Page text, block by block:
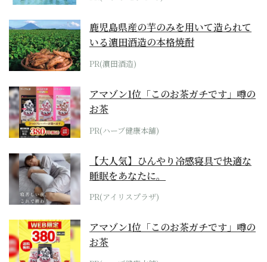
鹿児島県産の芋のみを用いて造られて
いる濵田酒造の本格焼酎
PR(濵田酒造)
アマゾン1位「このお茶ガチです」噂の
お茶
PR(ハーブ健康本舗)
【大人気】ひんやり冷感寝具で快適な
睡眠をあなたに。
PR(アイリスプラザ)
アマゾン1位「このお茶ガチです」噂の
お茶